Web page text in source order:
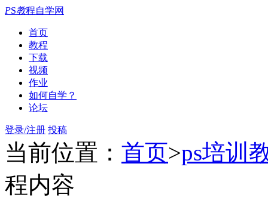
PS教程自学网
首页
教程
下载
视频
作业
如何自学？
论坛
登录/注册 投稿
当前位置： 首页>ps培训
程内容